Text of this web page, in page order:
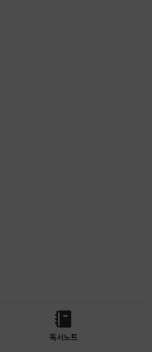
조회하기
독서노트